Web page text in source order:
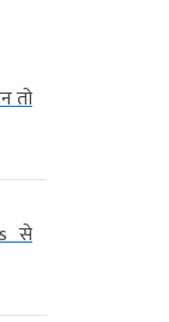
तो
से